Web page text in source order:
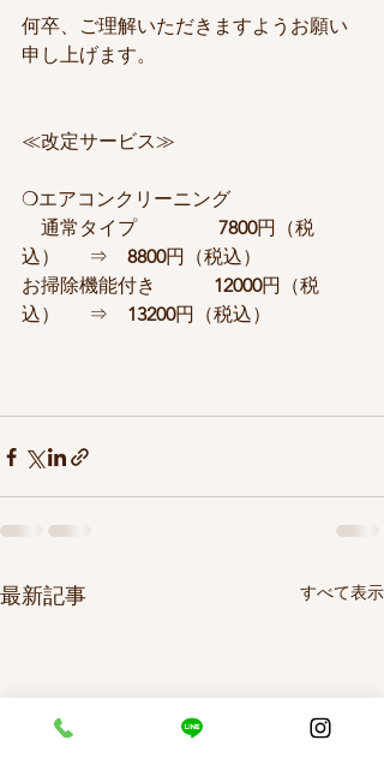
何卒、ご理解いただきますようお願い
申し上げます。
≪改定サービス≫
❍エアコンクリーニング
通常タイプ 7800円（税
込）　  ⇒ 8800円（税込）
お掃除機能付き 12000円（税
込）　  ⇒ 13200円（税込）
最新記事 すべて表示